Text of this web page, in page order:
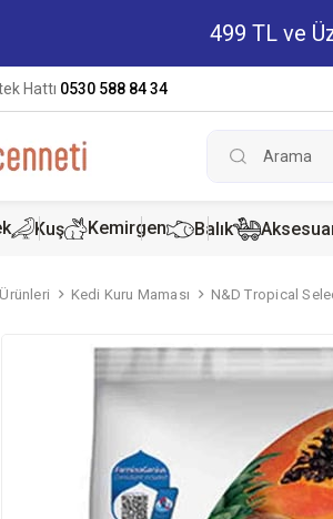
499 TL ve
Hattı 0530 588 84 34
Kedi
Köpek
Kuş Kemirgen
Tavşan
Balık
Kedi Kuru Maması N&D Tropical